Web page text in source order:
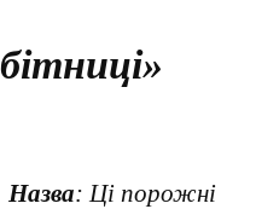
Назва: Ці порожні